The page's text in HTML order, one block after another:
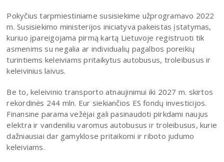
Pokyčius tarpmiestiniame susisiekime užprogramavo 2022
m. Susisiekimo ministerijos iniciatyva pakeistas įstatymas,
kuriuo įpareigojama pirmą kartą Lietuvoje registruoti tik
asmenims su negalia ar individualių pagalbos poreikių
turintiems keleiviams pritaikytus autobusus, troleibusus ir
keleivinius laivus.
Be to, keleivinio transporto atnaujinimui iki 2027 m. skirtos
rekordinės 244 mln. Eur siekiančios ES fondų investicijos.
Finansine parama vežėjai gali pasinaudoti pirkdami naujus
elektra ir vandeniliu varomus autobusus ir troleibusus, kurie
dažniausiai dar gamyklose pritaikomi ir riboto judumo
keleiviams.